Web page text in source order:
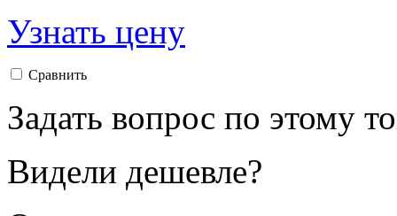
Узнать цену
Сравнить
Задать вопрос по этому
Видели дешевле?